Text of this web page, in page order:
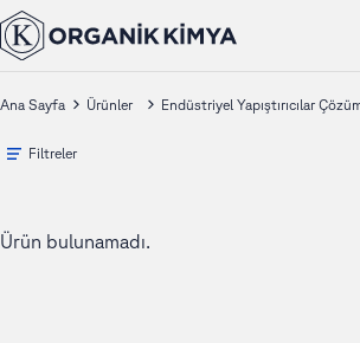
Ana Sayfa Ürünler Endüstriyel Yapıştırıcılar
Filtreler
Ürün bulunamadı.